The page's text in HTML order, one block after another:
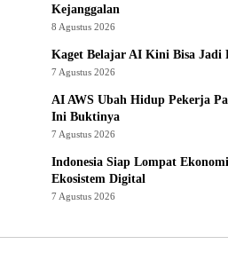
Kejanggalan
8 Agustus 2026
Kaget Belajar AI Kini Bisa Jadi
7 Agustus 2026
AI AWS Ubah Hidup Pekerja
Ini Buktinya
7 Agustus 2026
Indonesia Siap Lompat
Ekosistem Digital
7 Agustus 2026